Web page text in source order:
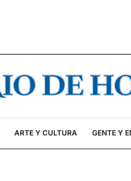
ARTE Y CULTURA GENTE Y